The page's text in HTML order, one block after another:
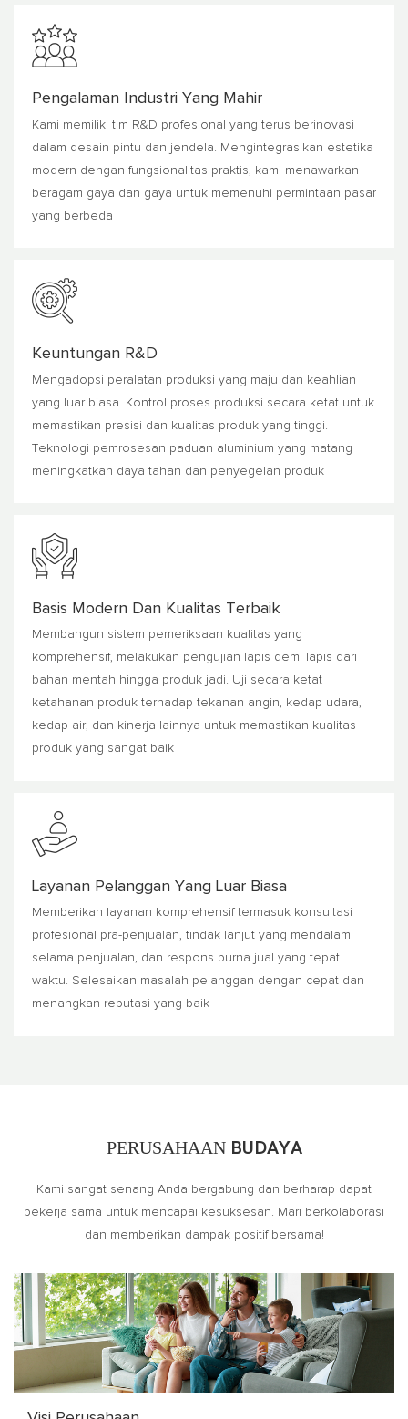
Pengalaman Industri Yang Mahir
Kami memiliki tim R&D profesional yang terus berinovasi
dalam desain pintu dan jendela. Mengintegrasikan estetika
modern dengan fungsionalitas praktis, kami menawarkan
beragam gaya dan gaya untuk memenuhi permintaan pasar
yang berbeda
Keuntungan R&D
Mengadopsi peralatan produksi yang maju dan keahlian
yang luar biasa. Kontrol proses produksi secara ketat untuk
memastikan presisi dan kualitas produk yang tinggi.
Teknologi pemrosesan paduan aluminium yang matang
meningkatkan daya tahan dan penyegelan produk
Basis Modern Dan Kualitas Terbaik
Membangun sistem pemeriksaan kualitas yang
komprehensif, melakukan pengujian lapis demi lapis dari
bahan mentah hingga produk jadi. Uji secara ketat
ketahanan produk terhadap tekanan angin, kedap udara,
kedap air, dan kinerja lainnya untuk memastikan kualitas
produk yang sangat baik
Layanan Pelanggan Yang Luar Biasa
Memberikan layanan komprehensif termasuk konsultasi
profesional pra-penjualan, tindak lanjut yang mendalam
selama penjualan, dan respons purna jual yang tepat
waktu. Selesaikan masalah pelanggan dengan cepat dan
menangkan reputasi yang baik
PERUSAHAAN BUDAYA
Kami sangat senang Anda bergabung dan berharap dapat
bekerja sama untuk mencapai kesuksesan. Mari berkolaborasi
dan memberikan dampak positif bersama!